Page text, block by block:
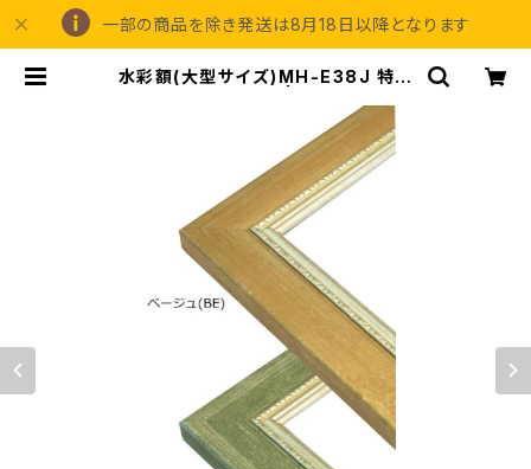
一部の商品を除き発送は8月18日以降となります
水彩額(大型サイズ)MH-E38J 特全
アートフレーミングアイガ